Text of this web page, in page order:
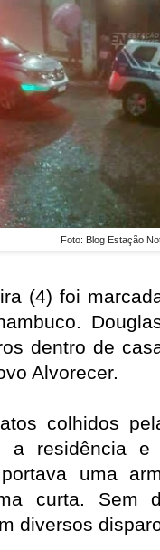
Foto: Blog Estação
(4) foi
dentro de
Alvorecer.
colhidos
a residência e
uma
curta. Sem
diversos